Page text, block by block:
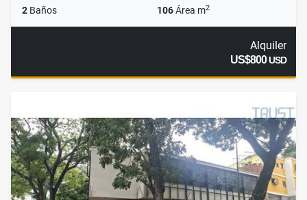
2 Baños 106Área m2
Alquiler
US$800USD